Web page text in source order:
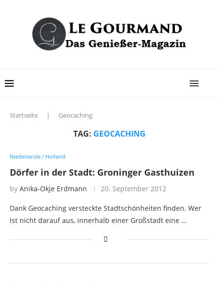
Startseite | Geocaching
TAG: GEOCACHING
Niederlande / Holland
Dörfer in der Stadt: Groninger Gasthuizen
by Anika-Okje Erdmann 20. September 2012
Dank Geocaching versteckte Stadtschönheiten finden. Wer
ist nicht darauf aus, innerhalb einer Großstadt eine …